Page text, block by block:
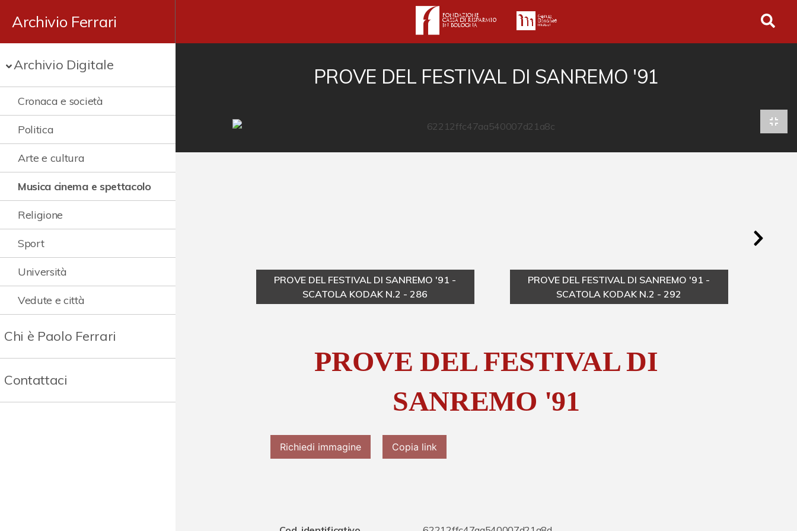
Archivio Ferrari
Archivio Digitale
Cronaca e società
Politica
Arte e cultura
Musica cinema e spettacolo
Religione
Sport
Università
Vedute e città
Chi è Paolo Ferrari
Contattaci
PROVE DEL FESTIVAL DI SANREMO '91
PROVE DEL FESTIVAL DI SANREMO '91 -
SCATOLA KODAK N.2 - 286
PROVE DEL FESTIVAL DI SANREMO '91 -
SCATOLA KODAK N.2 - 292
PROVE DEL FESTIVAL DI
SANREMO '91
Richiedi immagine Copia link